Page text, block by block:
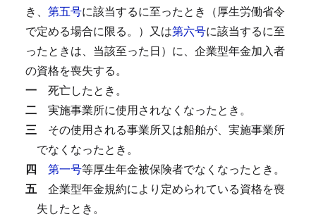
き、 第五号に該当するに至ったとき（厚生労働省令
で定める場合に限る。）又は第六号に該当するに至
ったときは、当該至った日）に、企業型年金加入者
の資格を喪失する。
一 死亡したとき。
二 実施事業所に使用されなくなったとき。
三 その使用される事業所又は船舶が、実施事業所
でなくなったとき。
四 第一号等厚生年金被保険者でなくなったとき。
五 企業型年金規約により定められている資格を喪
失したとき。